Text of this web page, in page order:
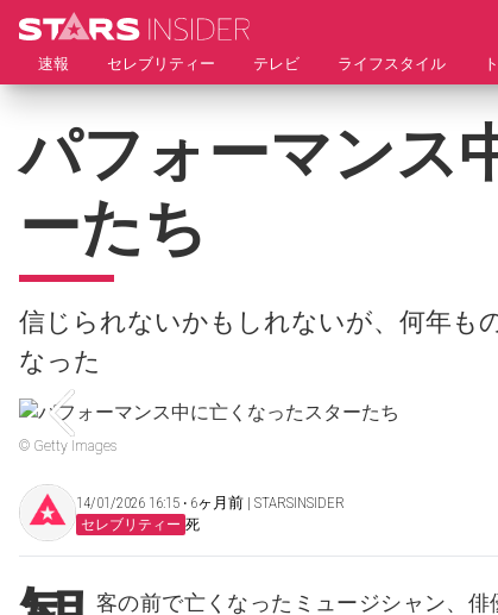
速報 セレブリティー テレビ ライフスタイル
パフォーマンス
ーたち
信じられないかもしれないが、何年も
なった
© Getty Images
14/01/2026 16:15 ‧ 6ヶ月前 | STARSINSIDER
セレブリティー 死
客の前で亡くなったミュージシャン、